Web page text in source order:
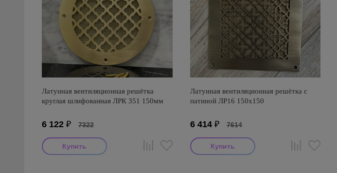
Латунная вентиляционная решётка
круглая шлифованная ЛРК 351 150мм
6 122 ₽ 7322
Латунная вентиляционная решётка с
патиной ЛР16 150х150
6 414₽ 7614